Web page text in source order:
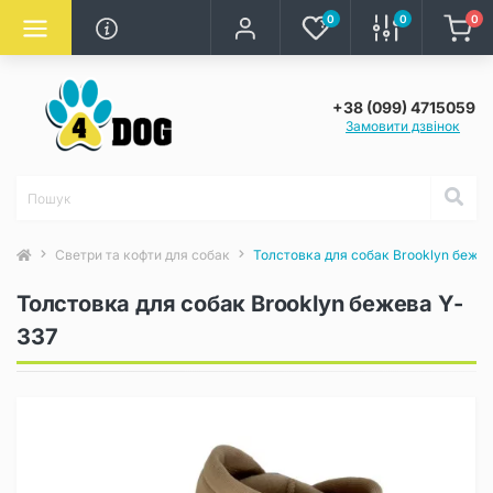
0 0 0
+38 (099) 4715059
Замовити дзвінок
Светри та кофти для собак Толстовка для собак Brooklyn
Толстовка для собак Brooklyn бежева Y-
337